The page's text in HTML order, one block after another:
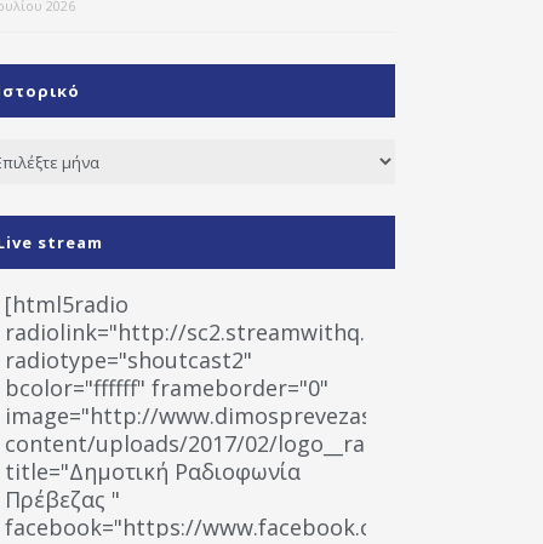
2026
stream
[html5radio
radiolink="http://sc2.streamwithq.com:8028/
radiotype="shoutcast2"
bcolor="ffffff" frameborder="0"
image="http://www.dimosprevezas.gr/wp-
content/uploads/2017/02/logo__radiofonias.jpg"
title="Δημοτική Ραδιοφωνία
Πρέβεζας "
facebook="https://www.facebook.com/